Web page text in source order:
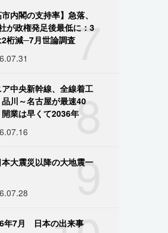
7
市内閣の支持率】急落、
が政権発足後最低に：3
桁減─7月世論調査
8
ア中央新幹線、全線着工
川～名古屋が最速40
業は早くて2036年
9
大震災以降の大地震一
年7月 日本の出来事